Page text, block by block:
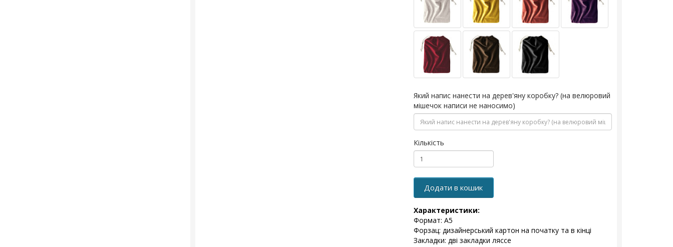
Який напис нанести на дерев'яну коробку? (на велюровий
мішечок написи не наносимо)
Кількість
Додати в кошик
Характеристики:
Формат: А5
Форзац: дизайнерський картон на початку та в кінці
Закладки: дві закладки ляссе